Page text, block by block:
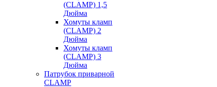
(CLAMP) 1,5
Дюйма
Хомуты кламп
(CLAMP) 2
Дюйма
Хомуты кламп
(CLAMP) 3
Дюйма
Патрубок приварной
CLAMP